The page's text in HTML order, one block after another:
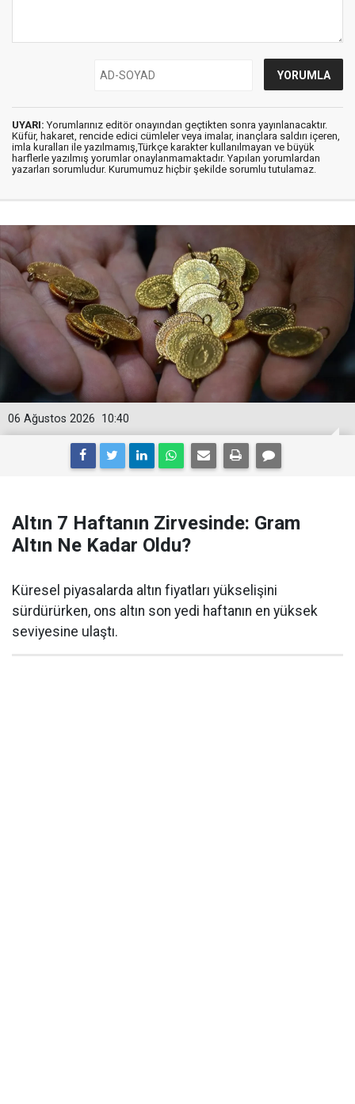
UYARI: Yorumlarınız editör onayından geçtikten sonra yayınlanacaktır.
Küfür, hakaret, rencide edici cümleler veya imalar, inançlara saldırı içeren,
imla kuralları ile yazılmamış,Türkçe karakter kullanılmayan ve büyük
harflerle yazılmış yorumlar onaylanmamaktadır. Yapılan yorumlardan
yazarları sorumludur. Kurumumuz hiçbir şekilde sorumlu tutulamaz.
10:40
06 Ağustos 2026
Altın 7 Haftanın Zirvesinde: Gram
Altın Ne Kadar Oldu?
Küresel piyasalarda altın fiyatları yükselişini
sürdürürken, ons altın son yedi haftanın en yüksek
seviyesine ulaştı.